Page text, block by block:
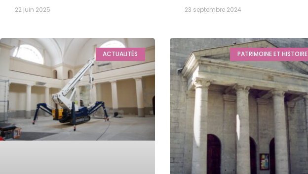
22 juin 2025 23 septembre 2024
ACTUALITÉS PATRIMOINE ET HISTOIRE